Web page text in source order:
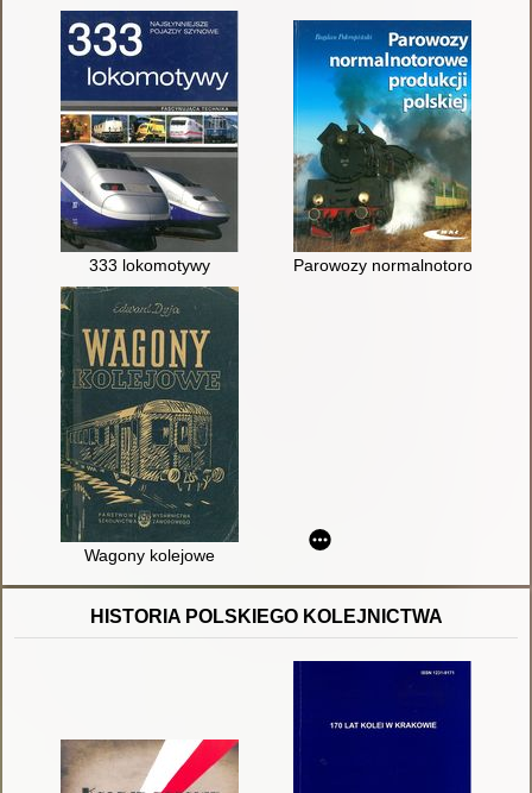
333 lokomotywy Parowozy normalnotorowe
Wagony kolejowe
HISTORIA POLSKIEGO KOLEJNICTWA